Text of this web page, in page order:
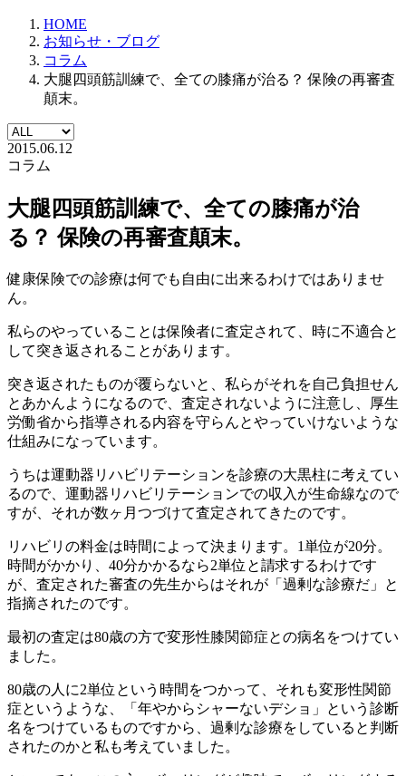
HOME
お知らせ・ブログ
コラム
大腿四頭筋訓練で、全ての膝痛が治る？ 保険の再審査
顛末。
2015.06.12
コラム
大腿四頭筋訓練で、全ての膝痛が治
る？ 保険の再審査顛末。
健康保険での診療は何でも自由に出来るわけではありませ
ん。
私らのやっていることは保険者に査定されて、時に不適合と
して突き返されることがあります。
突き返されたものが覆らないと、私らがそれを自己負担せん
とあかんようになるので、査定されないように注意し、厚生
労働省から指導される内容を守らんとやっていけないような
仕組みになっています。
うちは運動器リハビリテーションを診療の大黒柱に考えてい
るので、運動器リハビリテーションでの収入が生命線なので
すが、それが数ヶ月つづけて査定されてきたのです。
リハビリの料金は時間によって決まります。1単位が20分。
時間がかかり、40分かかるなら2単位と請求するわけです
が、査定された審査の先生からはそれが「過剰な診療だ」と
指摘されたのです。
最初の査定は80歳の方で変形性膝関節症との病名をつけてい
ました。
80歳の人に2単位という時間をつかって、それも変形性関節
症というような、「年やからシャーないデショ」という診断
名をつけているものですから、過剰な診療をしていると判断
されたのかと私も考えていました。